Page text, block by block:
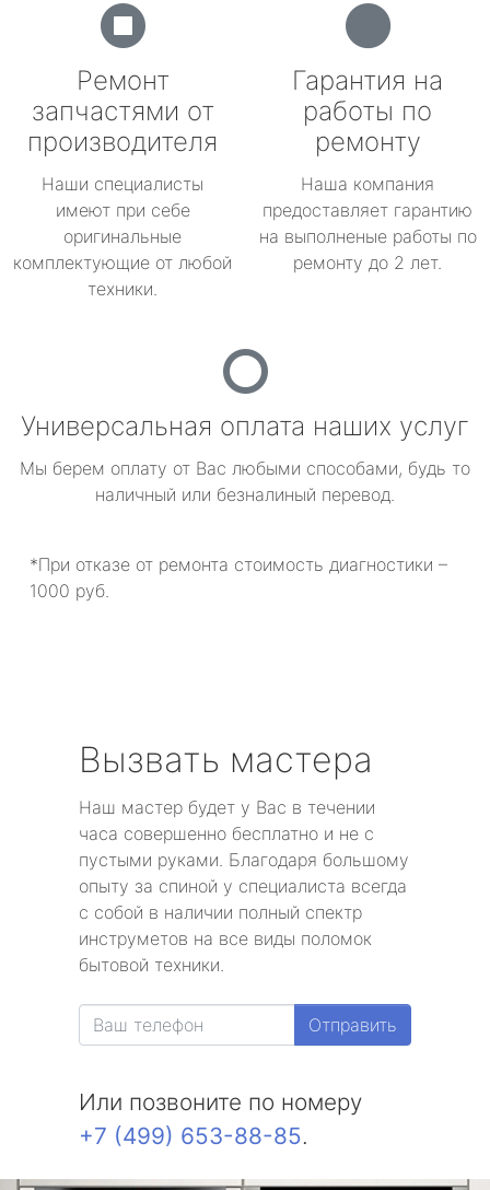
Ремонт
запчастями от
производителя
Наши специалисты
имеют при себе
оригинальные
комплектующие от любой
техники.
Гарантия на
работы по
ремонту
Наша компания
предоставляет гарантию
на выполненые работы по
ремонту до 2 лет.
Универсальная оплата наших услуг
Мы берем оплату от Вас любыми способами, будь то
наличный или безналиный перевод.
*При отказе от ремонта стоимость диагностики –
1000 руб.
Вызвать мастера
Наш мастер будет у Вас в течении
часа совершенно бесплатно и не с
пустыми руками. Благодаря большому
опыту за спиной у специалиста всегда
с собой в наличии полный спектр
инструметов на все виды поломок
бытовой техники.
Отправить
Или позвоните по номеру
+7 (499) 653-88-85.